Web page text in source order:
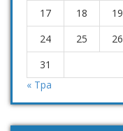
17
18 19
24
25 26
31
« Тра